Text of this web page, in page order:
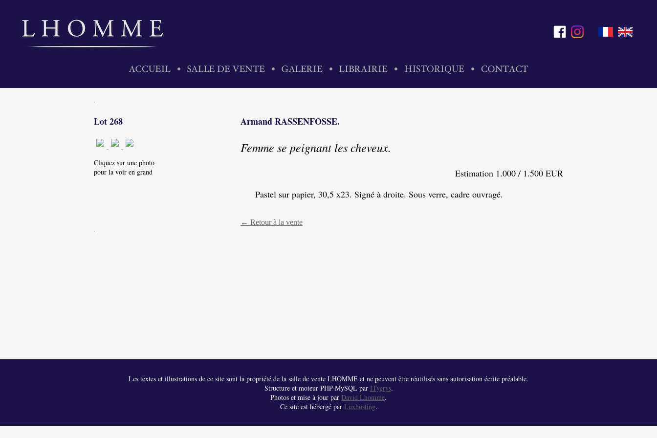
Lot 268
Cliquez sur une photo
pour la voir en grand
Armand RASSENFOSSE.
Femme se peignant les cheveux.
Estimation 1.000 / 1.500 EUR
Pastel sur papier, 30,5 x23. Signé à droite. Sous verre, cadre ouvragé.
← Retour à la vente
Les textes et illustrations de ce site sont la propriété de la salle de vente LHOMME et ne peuvent être réutilisés sans autorisation écrite préalable.
Structure et moteur PHP-MySQL par ITygrys.
Photos et mise à jour par David Lhomme.
Ce site est hébergé par Luxhosting.